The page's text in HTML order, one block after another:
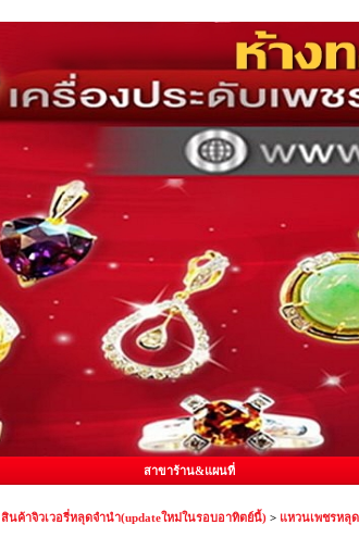
สาขาร้าน&แผนที่
สินค้าจิวเวอรี่หลุดจำนำ(updateใหม่ในรอบอาทิตย์นี้) > แหวนเพชรหลุ